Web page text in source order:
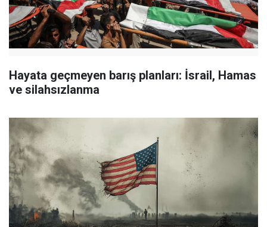
Hayata geçmeyen barış planları: İsrail, Hamas
ve silahsızlanma